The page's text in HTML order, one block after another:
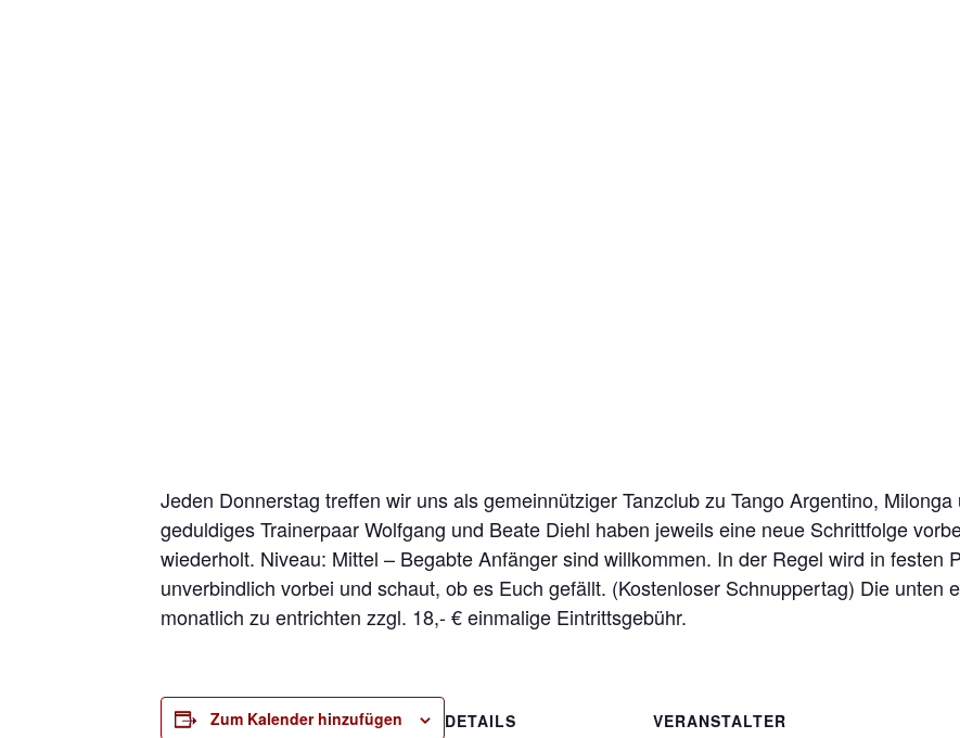
Jeden Donnerstag treffen wir uns als gemeinnütziger Tanzclub zu Tango Argentino,
geduldiges Trainerpaar Wolfgang und Beate Diehl haben jeweils eine neue Schrittfolge
wiederholt. Niveau: Mittel – Begabte Anfänger sind willkommen. In der Regel wird in festen
unverbindlich vorbei und schaut, ob es Euch gefällt. (Kostenloser Schnuppertag) Die unten
monatlich zu entrichten zzgl. 18,- € einmalige Eintrittsgebühr.
Zum Kalender hinzufügen
DETAILS
VERANSTALTER